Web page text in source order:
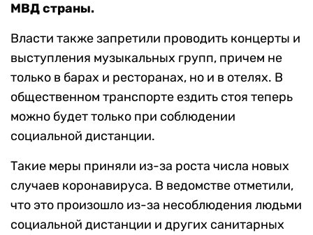
МВД страны.
Власти также запретили проводить концерты и
выступления музыкальных групп, причем не
только в барах и ресторанах, но и в отелях. В
общественном транспорте ездить стоя теперь
можно будет только при соблюдении
социальной дистанции.
Такие меры приняли из-за роста числа новых
случаев коронавируса. В ведомстве отметили,
что это произошло из-за несоблюдения людьми
социальной дистанции и других санитарных